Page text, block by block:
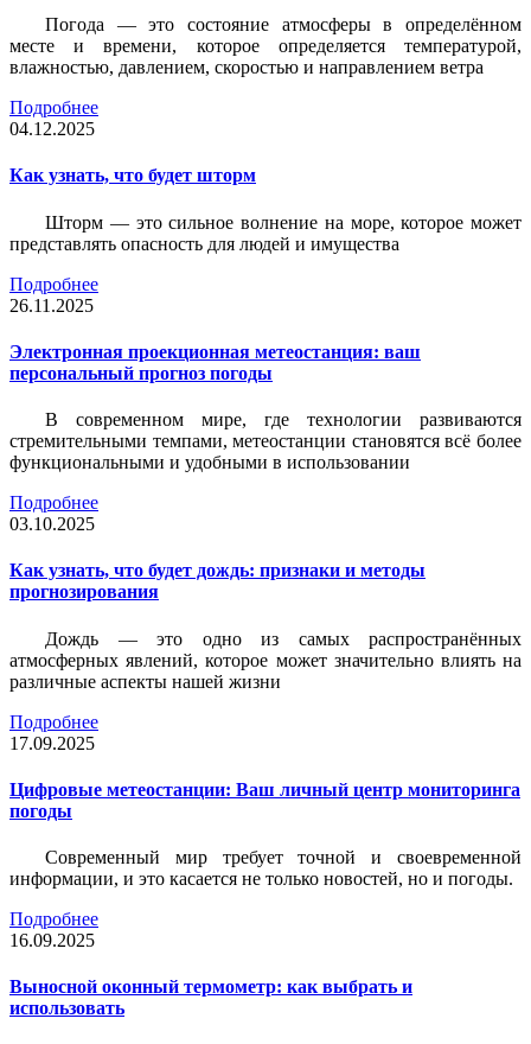
Погода — это состояние атмосферы в определённом
месте и времени, которое определяется температурой,
влажностью, давлением, скоростью и направлением ветра
Подробнее
04.12.2025
Как узнать, что будет шторм
Шторм — это сильное волнение на море, которое может
представлять опасность для людей и имущества
Подробнее
26.11.2025
Электронная проекционная метеостанция: ваш
персональный прогноз погоды
В современном мире, где технологии развиваются
стремительными темпами, метеостанции становятся всё более
функциональными и удобными в использовании
Подробнее
03.10.2025
Как узнать, что будет дождь: признаки и методы
прогнозирования
Дождь — это одно из самых распространённых
атмосферных явлений, которое может значительно влиять на
различные аспекты нашей жизни
Подробнее
17.09.2025
Цифровые метеостанции: Ваш личный центр мониторинга
погоды
Современный мир требует точной и своевременной
информации, и это касается не только новостей, но и погоды.
Подробнее
16.09.2025
Выносной оконный термометр: как выбрать и
использовать